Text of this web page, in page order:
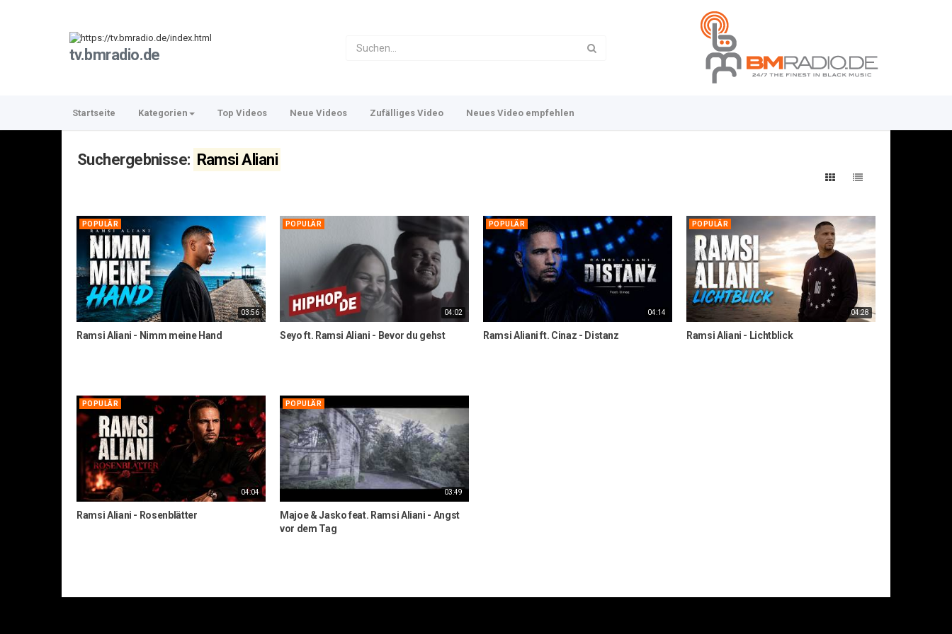
tv.bmradio.de
Startseite Kategorien Top Videos Neue Videos Zufälliges Video Neues Video empfehlen
Suchergebnisse: Ramsi Aliani
03:56
POPULÄR
Ramsi Aliani - Nimm meine Hand
04:02
POPULÄR
Seyo ft. Ramsi Aliani - Bevor du gehst
04:14
POPULÄR
Ramsi Aliani ft. Cinaz - Distanz
04:28
POPULÄR
Ramsi Aliani - Lichtblick
04:04
POPULÄR
Ramsi Aliani - Rosenblätter
03:49
POPULÄR
Majoe & Jasko feat. Ramsi Aliani - Angst
vor dem Tag